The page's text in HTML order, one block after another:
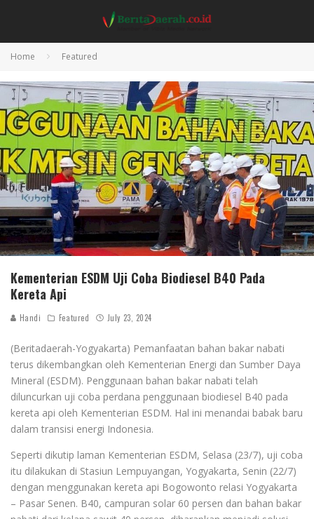
Home Featured
Kementerian ESDM Uji Coba Biodiesel B40 Pada
Kereta Api
Handi Featured July 23, 2024
(Beritadaerah-Yogyakarta) Pemanfaatan bahan bakar nabati
terus dikembangkan oleh Kementerian Energi dan Sumber Daya
Mineral (ESDM). Penggunaan bahan bakar nabati telah
diluncurkan uji coba perdana penggunaan biodiesel B40 pada
kereta api oleh Kementerian ESDM. Hal ini menandai babak baru
dalam transisi energi Indonesia.
Seperti dikutip laman Kementerian ESDM, Selasa (23/7), uji coba
itu dilakukan di Stasiun Lempuyangan, Yogyakarta, Senin (22/7)
dengan menggunakan kereta api Bogowonto relasi Yogyakarta
– Pasar Senen. B40, campuran solar 60 persen dan bahan bakar